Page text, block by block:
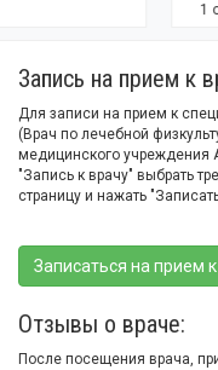
Прием от
Запись на прием к
Для записи на прием к
(Врач по лечебной
медицинского учреждения
"Запись к врачу" выбрать
страницу и нажать
Записаться на прием
Отзывы о враче:
После посещения врача,